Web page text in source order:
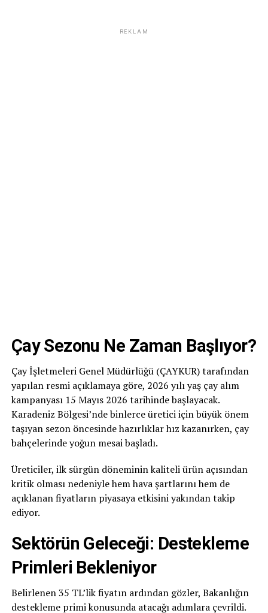
REKLAM
Çay Sezonu Ne Zaman Başlıyor?
Çay İşletmeleri Genel Müdürlüğü (ÇAYKUR) tarafından
yapılan resmi açıklamaya göre, 2026 yılı yaş çay alım
kampanyası 15 Mayıs 2026 tarihinde başlayacak.
Karadeniz Bölgesi’nde binlerce üretici için büyük önem
taşıyan sezon öncesinde hazırlıklar hız kazanırken, çay
bahçelerinde yoğun mesai başladı.
Üreticiler, ilk sürgün döneminin kaliteli ürün açısından
kritik olması nedeniyle hem hava şartlarını hem de
açıklanan fiyatların piyasaya etkisini yakından takip
ediyor.
Sektörün Geleceği: Destekleme
Primleri Bekleniyor
Belirlenen 35 TL’lik fiyatın ardından gözler, Bakanlığın
destekleme primi konusunda atacağı adımlara çevrildi.